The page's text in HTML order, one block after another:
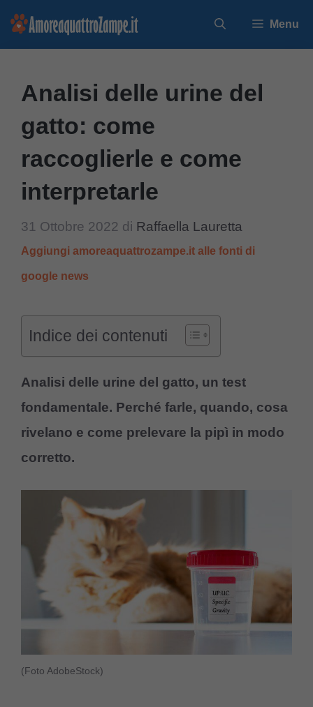
Vai
Menu
Analisi delle urine del
gatto: come
raccoglierle e come
interpretarle
31 Ottobre 2022 di Raffaella Lauretta
Aggiungi amoreaquattrozampe.it alle fonti di
google news
Indice dei contenuti
Analisi delle urine del gatto, un test
fondamentale. Perché farle, quando, cosa
rivelano e come prelevare la pipì in modo
corretto.
(Foto AdobeStock)